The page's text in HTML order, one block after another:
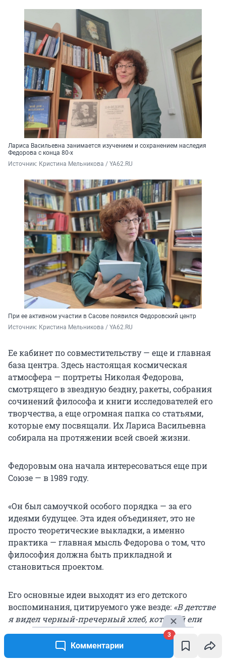
Комментарии
3
Лариса Васильевна занимается изучением и сохранением наследия
Федорова с конца 80-х
Источник: Кристина Мельникова / YA62.RU
При ее активном участии в Сасове появился Федоровский центр
Источник: Кристина Мельникова / YA62.RU
Ее кабинет по совместительству — еще и главная
база центра. Здесь настоящая космическая
атмосфера — портреты Николая Федорова,
смотрящего в звездную бездну, ракеты, собрания
сочинений философа и книги исследователей его
творчества, а еще огромная папка со статьями,
которые ему посвящали. Их Лариса Васильевна
собирала на протяжении всей своей жизни.
Федоровым она начала интересоваться еще при
Союзе — в 1989 году.
«Он был самоучкой особого порядка — за его
идеями будущее. Эта идея объединяет, это не
просто теоретические выкладки, а именно
практика — главная мысль Федорова о том, что
философия должна быть прикладной и
становиться проектом.
Его основные идеи выходят из его детского
воспоминания, цитируемого уже везде: «В детстве
я видел черный-пречерный хлеб, который ели
крестьяне, я узнал, что существует война, где
люди убивают друг друга, я узнал, что родные —